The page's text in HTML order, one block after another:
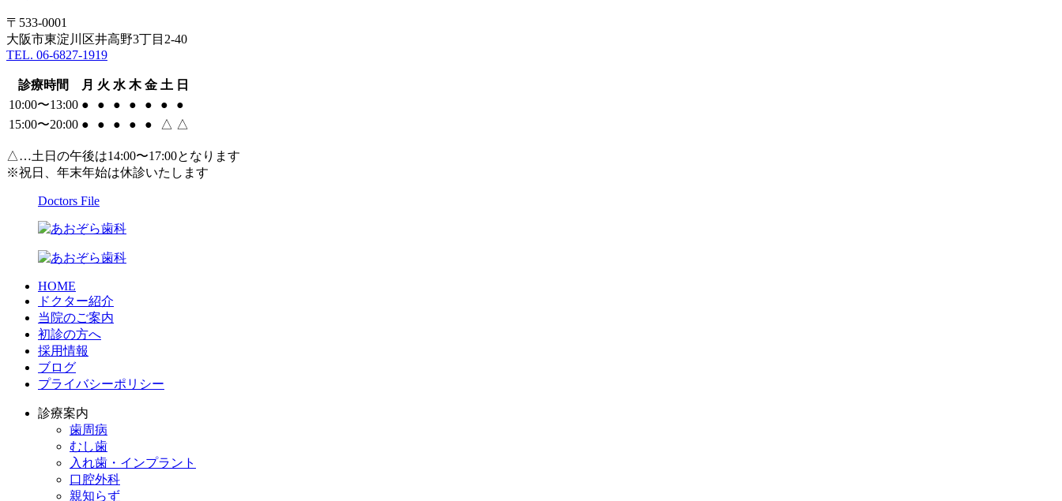
〒533-0001
大阪市東淀川区井高野3丁目2-40
TEL. 06-6827-1919
診療時間 月 火 水 木 金 土 日
10:00〜13:00 ● ● ● ● ● ●
●
15:00〜20:00 ● ● ● ● ● △ △
△…土日の午後は14:00〜17:00となります
※祝日、年末年始は休診いたします
Doctors File
HOME
ドクター紹介
当院のご案内
初診の方へ
採用情報
ブログ
プライバシーポリシー
診療案内
歯周病
むし歯
入れ歯・インプラント
口腔外科
親知らず